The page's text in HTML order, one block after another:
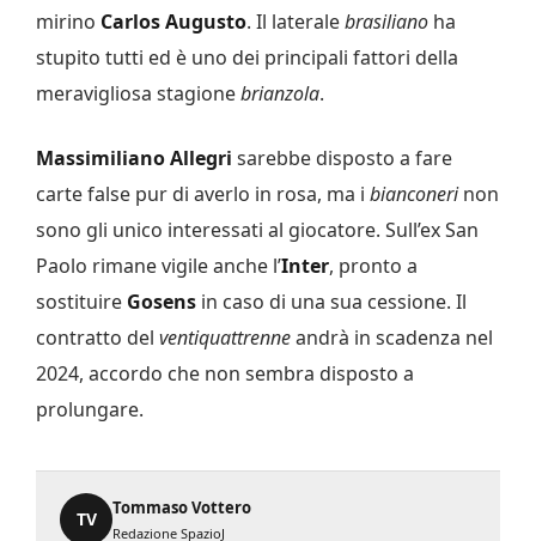
mirino Carlos Augusto. Il lateralebrasiliano ha
stupito tutti ed è uno dei principali fattori della
meravigliosa stagionebrianzola.
Massimiliano Allegri sarebbe disposto a fare
carte false pur di averlo in rosa, ma i bianconerinon
sono gli unico interessati al giocatore. Sull’ex San
Paolo rimane vigile anche l’Inter, pronto a
sostituire Gosens in caso di una sua cessione. Il
contratto del ventiquattrenneandrà in scadenza nel
2024, accordo che non sembra disposto a
prolungare.
TV
Tommaso Vottero
Redazione SpazioJ